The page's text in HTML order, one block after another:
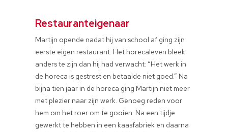
Restauranteigenaar
Martijn opende nadat hij van school af ging zijn
eerste eigen restaurant. Het horecaleven bleek
anders te zijn dan hij had verwacht: “Het werk in
de horeca is gestrest en betaalde niet goed.” Na
bijna tien jaar in de horeca ging Martijn niet meer
met plezier naar zijn werk. Genoeg reden voor
hem om het roer om te gooien. Na een tijdje
gewerkt te hebben in een kaasfabriek en daarna